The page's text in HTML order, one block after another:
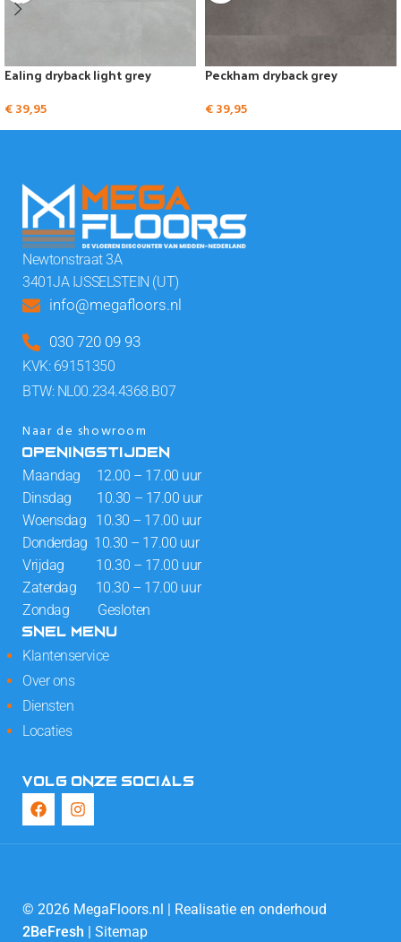
Ealing dryback light grey
€39,95
Peckham dryback grey
€39,95
Newtonstraat 3A
3401JA IJSSELSTEIN (UT)
info@megafloors.nl
030 720 09 93
KVK: 69151350
BTW: NL00.234.4368.B07
Naar de showroom
OPENINGSTIJDEN
Maandag 12.00 – 17.00 uur
Dinsdag 10.30 – 17.00 uur
Woensdag 10.30 – 17.00 uur
Donderdag 10.30 – 17.00 uur
Vrijdag 10.30 – 17.00 uur
Zaterdag 10.30 – 17.00 uur
Zondag Gesloten
SNEL MENU
Klantenservice
Over ons
Diensten
Locaties
VOLG ONZE SOCIALS
© 2026 MegaFloors.nl | Realisatie en onderhoud
2BeFresh | Sitemap